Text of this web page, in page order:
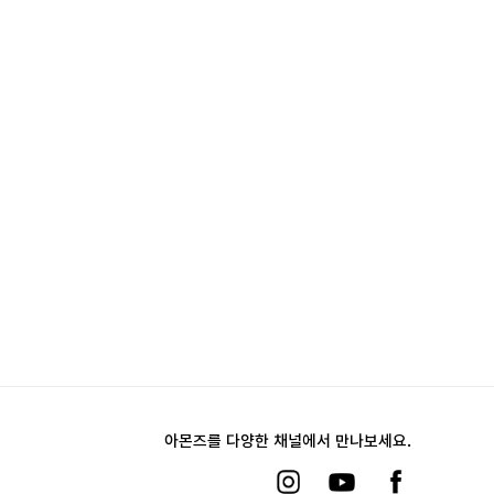
아몬즈를 다양한 채널에서 만나보세요.